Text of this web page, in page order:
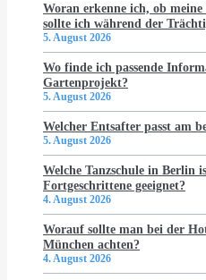
Woran erkenne ich, ob
sollte ich während der
5. August 2026
Wo finde ich passende
Gartenprojekt?
5. August 2026
Welcher Entsafter passt am
5. August 2026
Welche Tanzschule in Berlin
Fortgeschrittene geeignet?
4. August 2026
Worauf sollte man bei der
München achten?
4. August 2026